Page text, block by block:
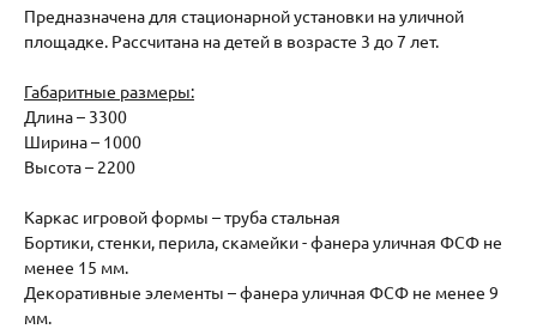
Предназначена для стационарной установки на уличной
площадке. Рассчитана на детей в возрасте 3 до 7 лет.
Габаритные размеры:
Длина – 3300
Ширина – 1000
Высота – 2200
Каркас игровой формы – труба стальная
Бортики, стенки, перила, скамейки - фанера уличная ФСФ не
менее 15 мм.
Декоративные элементы – фанера уличная ФСФ не менее 9
мм.